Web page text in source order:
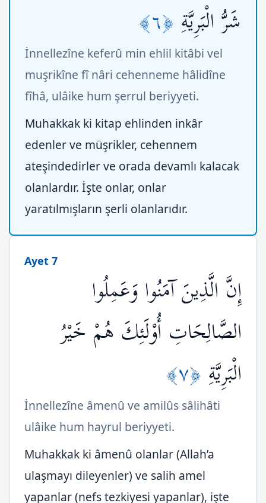
شَرُّ الْبَرِيَّةِ ﴿٦﴾
İnnellezîne keferû min ehlil kitâbi vel
muşrikîne fî nâri cehenneme hâlidîne
fîhâ, ulâike hum şerrul beriyyeti.
Muhakkak ki kitap ehlinden inkâr
edenler ve müşrikler, cehennem
ateşindedirler ve orada devamlı kalacak
olanlardır. İşte onlar, onlar
yaratılmışların şerli olanlarıdır.
Ayet 7
إِنَّ الَّذِينَ آمَنُوا وَعَمِلُوا
الصَّالِحَاتِ أُوْلَئِكَ هُمْ خَيْرُ
الْبَرِيَّةِ ﴿٧﴾
İnnellezîne âmenû ve amilûs sâlihâti
ulâike hum hayrul beriyyeti.
Muhakkak ki âmenû olanlar (Allah’a
ulaşmayı dileyenler) ve salih amel
yapanlar (nefs tezkiyesi yapanlar), işte